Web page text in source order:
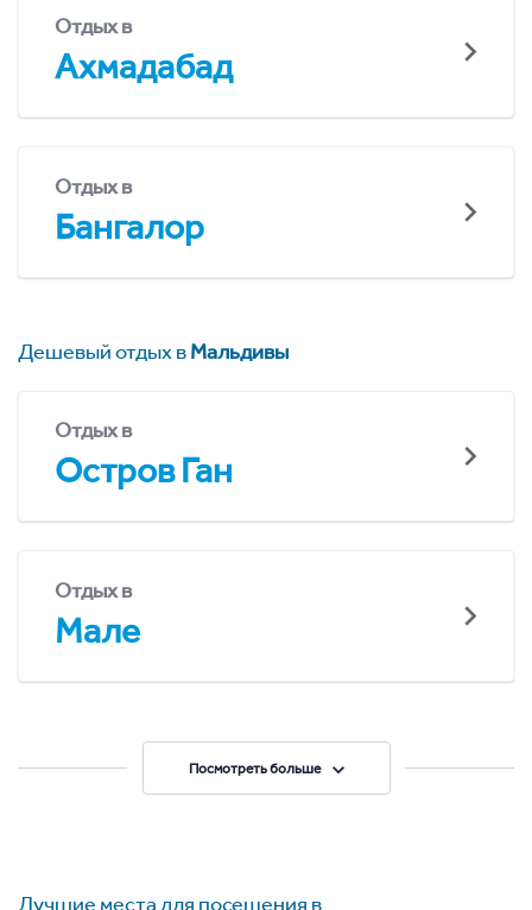
Отдых в
Ахмадабад
Отдых в
Бангалор
Дешевый отдых вМальдивы
Отдых в
Остров Ган
Отдых в
Мале
Посмотреть больше
Лучшие места для посещения в